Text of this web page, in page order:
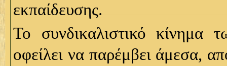
εκπαίδευσης.
Το συνδικαλιστικό
οφείλει να παρέμβει άμεσα,